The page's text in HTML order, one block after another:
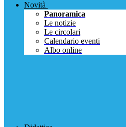
Novità
Panoramica
Le notizie
Le circolari
Calendario eventi
Albo online